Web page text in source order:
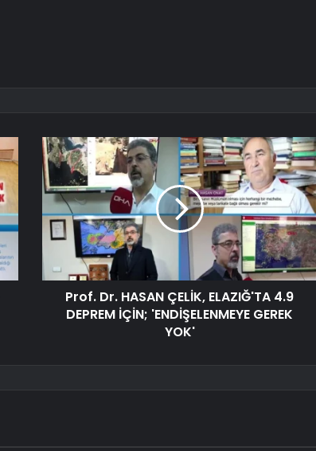
Prof. Dr. HASAN ÇELİK, ELAZIĞ'TA 4.9
DEPREM İÇİN; 'ENDİŞELENMEYE GEREK
YOK'